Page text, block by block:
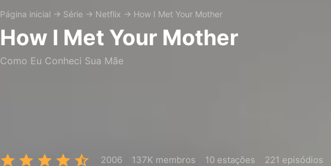
Página inicial → Série → Netflix → How I Met Your Mother
How I Met Your Mother
Como Eu Conheci Sua Mãe
2006 137K membros 10 estações 221 episódios